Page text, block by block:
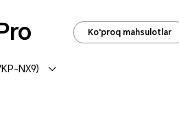
Ko'proq mahsulotlar
NX9)